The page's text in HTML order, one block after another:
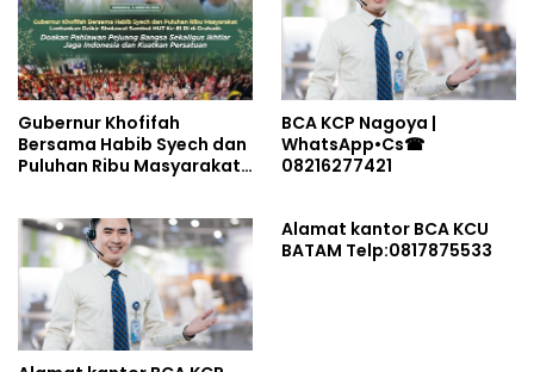
Gubernur Khofifah
Bersama Habib Syech dan
Puluhan Ribu Masyarakat
81 RI di Grahadi: Doakan
Pahlawan Pejuang Bangsa
Sekaligus Ikhtiar Jaga
Indonesia dan Kuatkan
Persatuan
BCA KCP Nagoya |
WhatsApp•Cs☎
08216277421
Alamat kantor BCA KCU
BATAM Telp:0817875533